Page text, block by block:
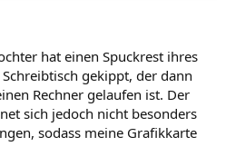
hat einen Spuckrest ihres
gekippt, der dann
Rechner gelaufen ist. Der
sich jedoch nicht besonders
sodass meine Grafikkarte